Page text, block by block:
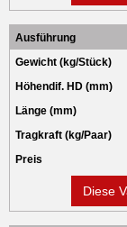
Diese